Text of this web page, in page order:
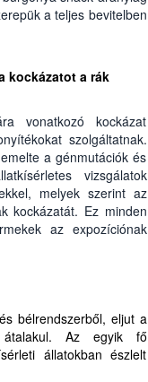
a teljes bevitelben
kockázatot a rák
vonatkozó kockázat
szolgáltatnak.
a génmutációk és
vizsgálatok
melyek szerint az
kockázatát. Ez minden
az expozíciónak
bélrendszerből, eljut a
átalakul. Az egyik fő
állatokban észlelt